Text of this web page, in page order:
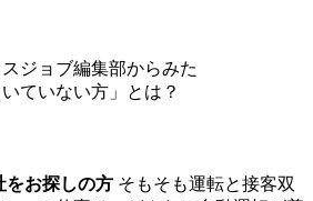
ジョブ編集部からみた
ていない方」とは？
お探しの方 そもそも運転と接客双